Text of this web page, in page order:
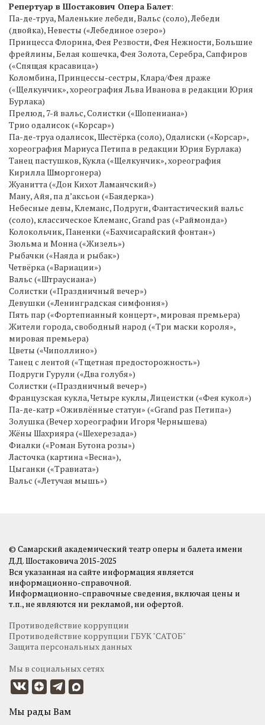
Репертуар в Шостакович Опера Балет:
Па-де-труа, Маленькие лебеди, Вальс (соло), Лебеди
(двойка), Невесты («Лебединое озеро»)
Принцесса Флорина, Фея Резвости, Фея Нежности, Большие
фрейлины, Белая кошечка, Фея Золота, Серебра, Сапфиров
(«Спящая красавица»)
Коломбина, Принцессы-сестры, Клара/Фея драже
(«Щелкунчик», хореография Льва Иванова в редакции Юрия
Бурлака)
Прелюд, 7-й вальс, Солистки («Шопениана»)
Трио одалисок («Корсар»)
Па-де-труа одалисок, Шестёрка (соло), Одалиски («Корсар»,
хореография Мариуса Петипа в редакции Юрия Бурлака)
Танец пастушков, Кукла («Щелкунчик», хореография
Кирилла Шморгонера)
Жуанитта («Дон Кихот Ламанчский»)
Ману, Айя, па д’аксьон («Баядерка»)
Небесные девы, Клеманс, Подруги, Фантастический вальс
(соло), классическое Клеманс, Grand pas («Раймонда»)
Колокольчик, Паненки («Бахчисарайский фонтан»)
Зюльма и Монна («Жизель»)
Рыбачки («Наяда и рыбак»)
Четвёрка («Вариации»)
Вальс («Штраусиана»)
Солистки («Праздничный вечер»)
Девушки («Ленинградская симфония»)
Пять пар («Фортепианный концерт», мировая премьера)
Жители города, свободный народ («Три маски короля»,
мировая премьера)
Цветы («Чиполлино»)
Танец с лентой («Тщетная предосторожность»)
Подруги Гурули («Два голубя»)
Солистки («Праздничный вечер»)
Французская кукла, Четыре куклы, Лицеистки («Фея кукол»)
Па-де-катр «Оживлённые статуи» («Grand pas Петипа»)
Золушка (Вечер хореографии Игоря Чернышева)
Жёны Шахрияра («Шехерезада»)
Фиалки («Роман Бутона розы»)
Ласточка (картина «Весна»),
Цыганки («Травиата»)
Вальс («Летучая мышь»)
© Самарский академический театр оперы и балета имени
Д.Д. Шостаковича 2015-2025
Вся указанная на сайте информация является
информационно-справочной.
Информационно-справочные сведения, включая цены и
т.п., не являются ни рекламой, ни офертой.
Противодействие коррупции
Противодействие коррупции ГБУК "САТОБ"
Защита персональных данных
Мы в социальных сетях
Мы рады Вам